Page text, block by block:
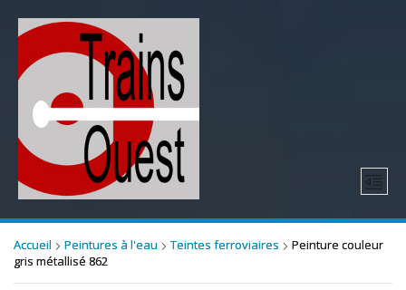
Accueil Peintures à l'eau Teintes ferroviaires
Peinture couleur
gris métallisé 862